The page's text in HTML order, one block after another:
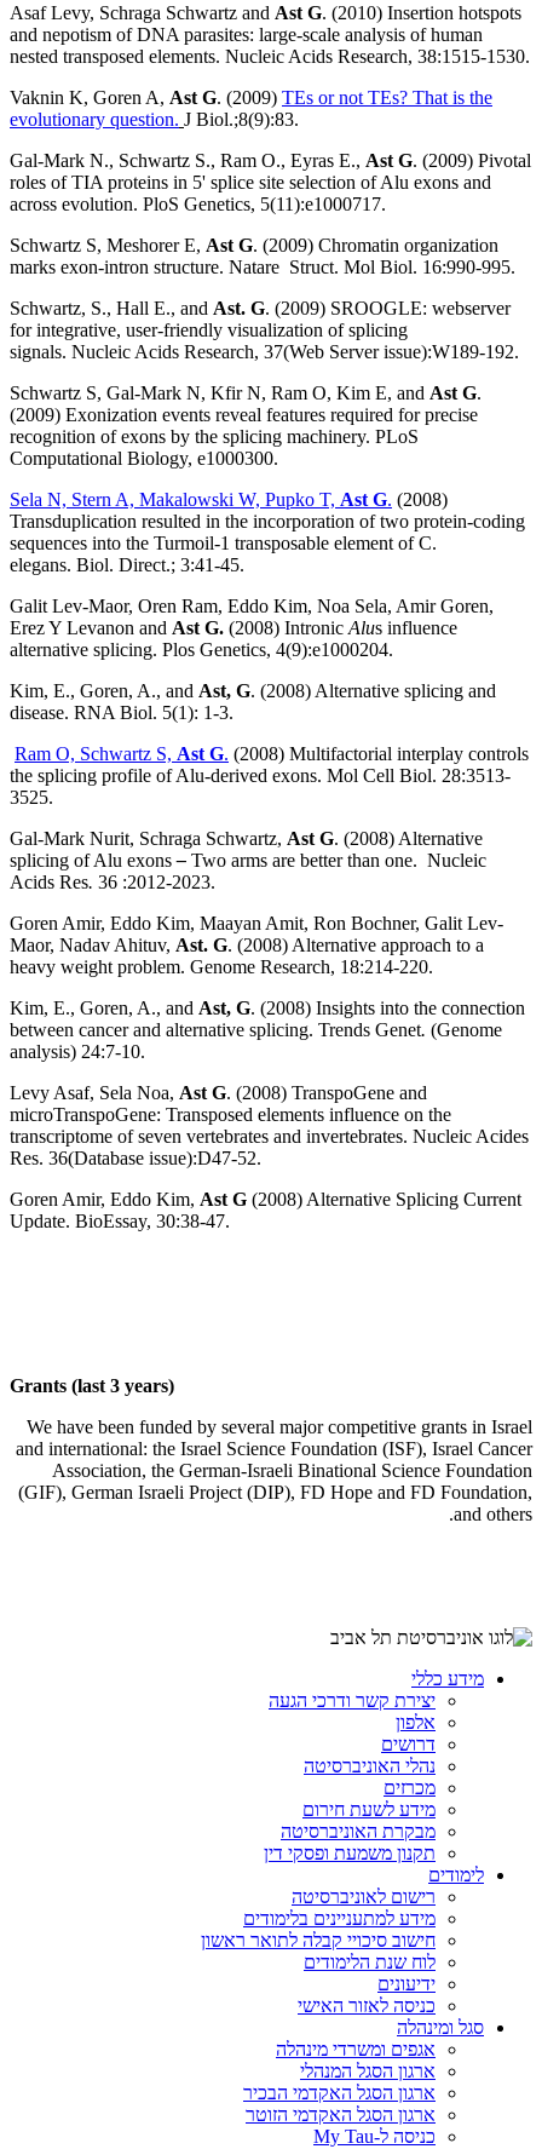
Asaf Levy, Schraga Schwartz and Ast G. (2010) Insertion hotspots
and nepotism of DNA parasites: large-scale analysis of human
nested transposed elements. Nucleic Acids Research, 38:1515-1530.
Vaknin K, Goren A, Ast G. (2009) TEs or not TEs? That is the
evolutionary question. J Biol.;8(9):83.
Gal-Mark N., Schwartz S., Ram O., Eyras E., Ast G. (2009) Pivotal
roles of TIA proteins in 5' splice site selection of Alu exons and
across evolution. PloS Genetics, 5(11):e1000717.
Schwartz S, Meshorer E, Ast G. (2009) Chromatin organization
marks exon-intron structure. Natare Struct. Mol Biol. 16:990-995.
Schwartz, S., Hall E., and Ast. G. (2009) SROOGLE: webserver
for integrative, user-friendly visualization of splicing
signals. Nucleic Acids Research, 37(Web Server issue):W189-192.
Schwartz S, Gal-Mark N, Kfir N, Ram O, Kim E, and Ast G.
(2009) Exonization events reveal features required for precise
recognition of exons by the splicing machinery. PLoS
Computational Biology, e1000300.
Sela N, Stern A, Makalowski W, Pupko T, Ast G. (2008)
Transduplication resulted in the incorporation of two protein-coding
sequences into the Turmoil-1 transposable element of C.
elegans. Biol. Direct.; 3:41-45.
Galit Lev-Maor, Oren Ram, Eddo Kim, Noa Sela, Amir Goren,
Erez Y Levanon and Ast G. (2008) Intronic Alus influence
alternative splicing. Plos Genetics, 4(9):e1000204.
Kim, E., Goren, A., and Ast, G. (2008) Alternative splicing and
disease. RNA Biol. 5(1): 1-3.
Ram O, Schwartz S, Ast G. (2008) Multifactorial interplay controls
the splicing profile of Alu-derived exons. Mol Cell Biol. 28:3513-
3525.
Gal-Mark Nurit, Schraga Schwartz, Ast G. (2008) Alternative
splicing of Alu exons– Two arms are better than one. Nucleic
Acids Res. 36 :2012-2023.
Goren Amir, Eddo Kim, Maayan Amit, Ron Bochner, Galit Lev-
Maor, Nadav Ahituv, Ast. G. (2008) Alternative approach to a
heavy weight problem. Genome Research, 18:214-220.
Kim, E., Goren, A., and Ast, G. (2008) Insights into the connection
between cancer and alternative splicing. Trends Genet. (Genome
analysis) 24:7-10.
Levy Asaf, Sela Noa, Ast G. (2008) TranspoGene and
microTranspoGene: Transposed elements influence on the
transcriptome of seven vertebrates and invertebrates. Nucleic Acides
Res. 36(Database issue):D47-52.
Goren Amir, Eddo Kim, Ast G (2008) Alternative Splicing Current
Update. BioEssay, 30:38-47.
Grants (last 3 years)
We have been funded by several major competitive grants in Israel
and international: the Israel Science Foundation (ISF), Israel Cancer
Association, the German-Israeli Binational Science Foundation
(GIF), German Israeli Project (DIP), FD Hope and FD Foundation,
and others.
מידע כללי
יצירת קשר ודרכי הגעה
אלפון
דרושים
נהלי האוניברסיטה
מכרזים
מידע לשעת חירום
מבקרת האוניברסיטה
תקנון משמעת ופסקי דין
לימודים
רישום לאוניברסיטה
מידע למתעניינים בלימודים
חישוב סיכויי קבלה לתואר ראשון
לוח שנת הלימודים
ידיעונים
כניסה לאזור האישי
סגל ומינהלה
אגפים ומשרדי מינהלה
ארגון הסגל המנהלי
ארגון הסגל האקדמי הבכיר
ארגון הסגל האקדמי הזוטר
כניסה ל-My Tau